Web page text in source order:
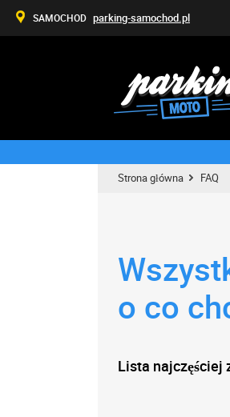
Strona główna FAQ
o co
Lista najczęściej
SAMOCHOD parking-samochod.pl